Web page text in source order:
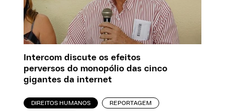
Intercom discute os efeitos
perversos do monopólio das cinco
gigantes da internet
DIREITOS HUMANOS REPORTAGEM